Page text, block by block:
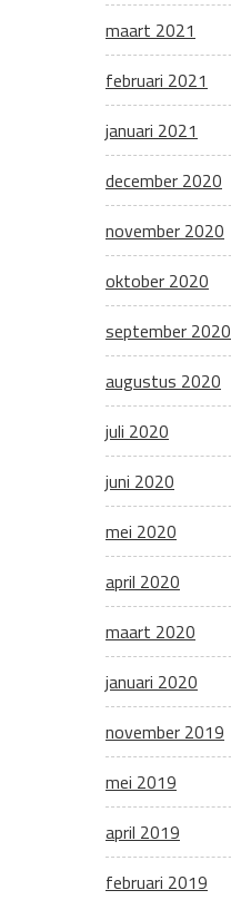
maart 2021
februari 2021
januari 2021
december 2020
november 2020
oktober 2020
september 2020
augustus 2020
juli 2020
juni 2020
mei 2020
april 2020
maart 2020
januari 2020
november 2019
mei 2019
april 2019
februari 2019